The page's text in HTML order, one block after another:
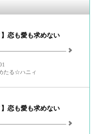
】恋も愛も求めない
たる☆ハニィ
】恋も愛も求めない